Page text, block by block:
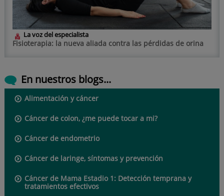
La voz del especialista
Fisioterapia: la nueva aliada contra las pérdidas de orina
En nuestros blogs...
Alimentación y cáncer
Cáncer de colon, ¿me puede tocar a mi?
Cáncer de endometrio
Cáncer de laringe, síntomas y prevención
Cáncer de Mama Estadio 1: Detección temprana y
tratamientos efectivos